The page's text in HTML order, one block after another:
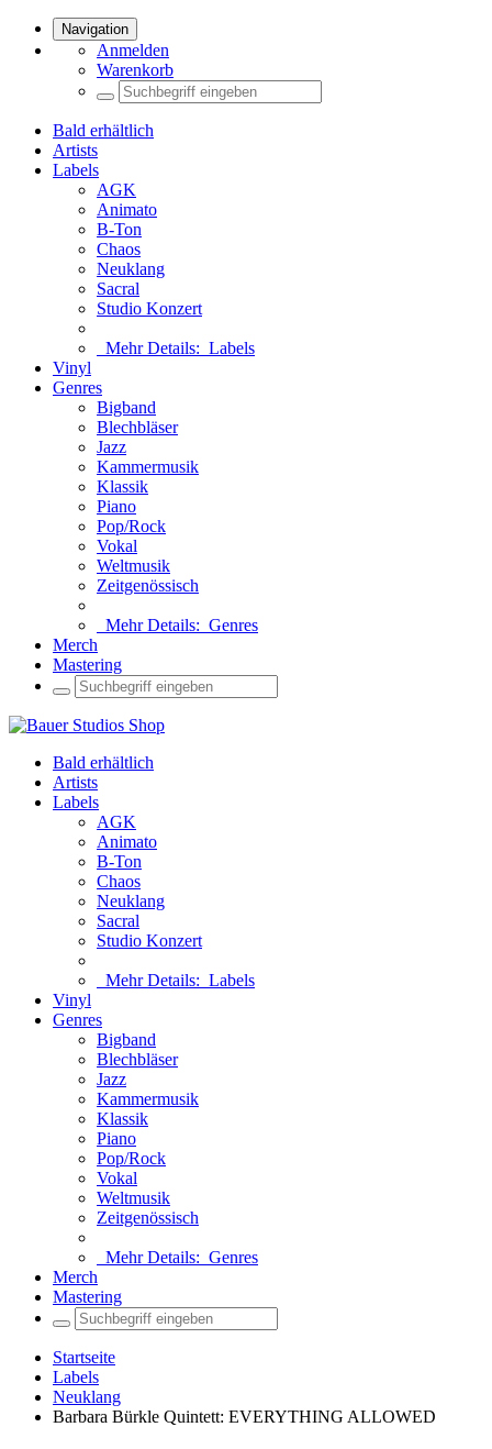
Navigation
Anmelden
Warenkorb
Bald erhältlich
Artists
Labels
AGK
Animato
B-Ton
Chaos
Neuklang
Sacral
Studio Konzert
Mehr Details: Labels
Vinyl
Genres
Bigband
Blechbläser
Jazz
Kammermusik
Klassik
Piano
Pop/Rock
Vokal
Weltmusik
Zeitgenössisch
Mehr Details: Genres
Merch
Mastering
Bald erhältlich
Artists
Labels
AGK
Animato
B-Ton
Chaos
Neuklang
Sacral
Studio Konzert
Mehr Details: Labels
Vinyl
Genres
Bigband
Blechbläser
Jazz
Kammermusik
Klassik
Piano
Pop/Rock
Vokal
Weltmusik
Zeitgenössisch
Mehr Details: Genres
Merch
Mastering
Startseite
Labels
Neuklang
Barbara Bürkle Quintett: EVERYTHING ALLOWED